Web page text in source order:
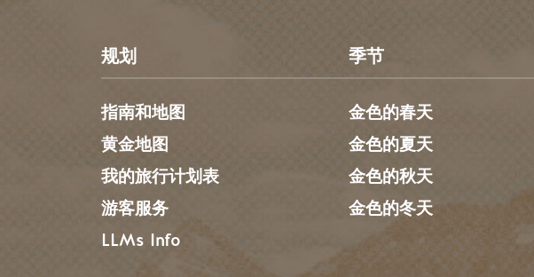
规划
指南和地图
黄金地图
我的旅行计划表
游客服务
LLMs Info
季节
金色的春天
金色的夏天
金色的秋天
金色的冬天